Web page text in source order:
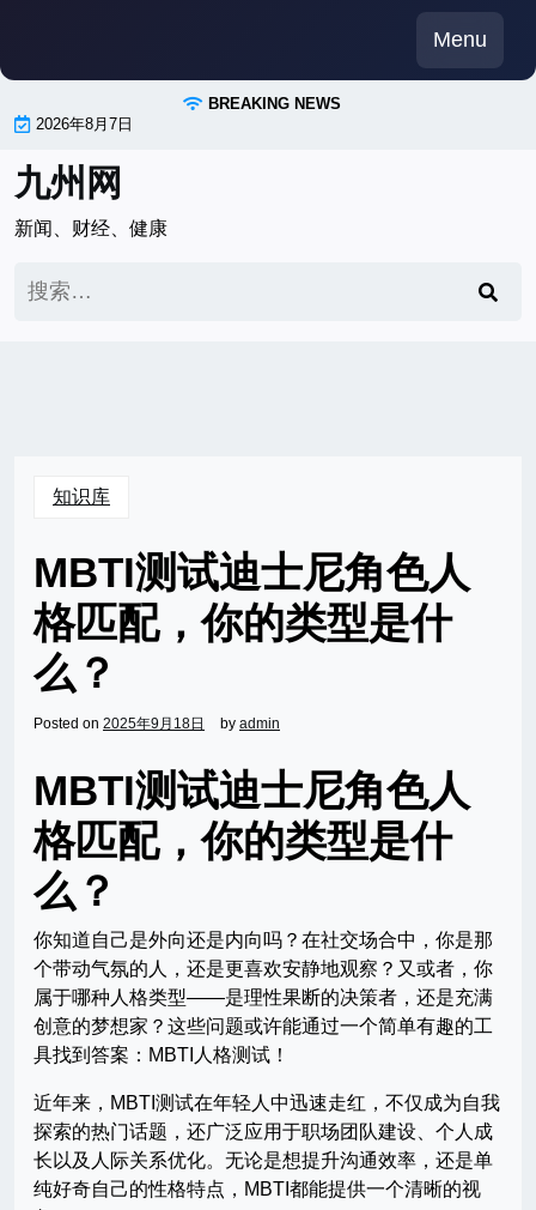
content
Menu
BREAKING NEWS
2026年8月7日
九州网
新闻、财经、健康
索：
知识库
MBTI测试迪士尼角色人
格匹配，你的类型是什
么？
Posted on 2025年9月18日 by admin
MBTI测试迪士尼角色人
格匹配，你的类型是什
么？
你知道自己是外向还是内向吗？在社交场合中，你是那
个带动气氛的人，还是更喜欢安静地观察？又或者，你
属于哪种人格类型——是理性果断的决策者，还是充满
创意的梦想家？这些问题或许能通过一个简单有趣的工
具找到答案：MBTI人格测试！
近年来，MBTI测试在年轻人中迅速走红，不仅成为自我
探索的热门话题，还广泛应用于职场团队建设、个人成
长以及人际关系优化。无论是想提升沟通效率，还是单
纯好奇自己的性格特点，MBTI都能提供一个清晰的视